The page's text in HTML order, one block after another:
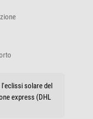
solare del
express (DHL